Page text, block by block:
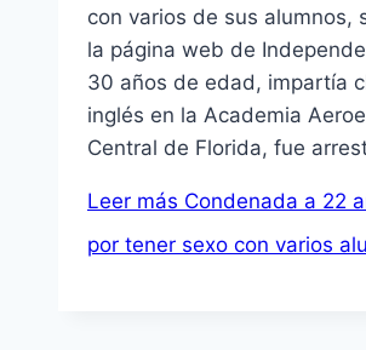
con varios de sus alumnos,
la página web de
30 años de edad, impartía
inglés en la Academia
Central de Florida, fue
Leer más Condenada a 22
por tener sexo con varios